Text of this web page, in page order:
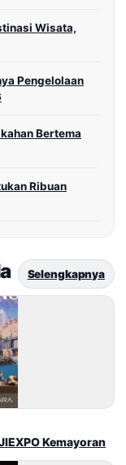
Wisata,
Pengelolaan
Bertema
Ribuan
Selengkapnya
Kemayoran